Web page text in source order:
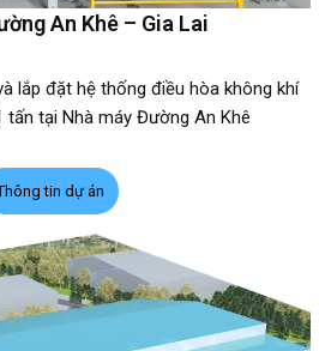
An Khê – Gia Lai
lắp đặt hệ thống điều hòa không khí
tấn tại Nhà máy Đường An Khê
tin dự án